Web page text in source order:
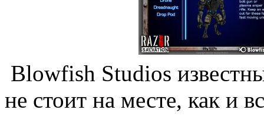
Blowfish Studios
не стоит на месте, как и